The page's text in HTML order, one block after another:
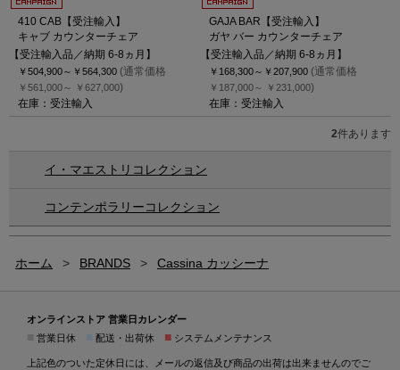
410 CAB【受注輸入】
キャブ カウンターチェア
【受注輸入品／納期 6-8ヵ月】
￥504,900～ ￥564,300 (通常価格
￥561,000～ ￥627,000)
在庫：受注輸入
GAJA BAR【受注輸入】
ガヤ バー カウンターチェア
【受注輸入品／納期 6-8ヵ月】
￥168,300～ ￥207,900 (通常価格
￥187,000～ ￥231,000)
在庫：受注輸入
2件あります
イ・マエストリコレクション
コンテンポラリーコレクション
ホーム > BRANDS > Cassina カッシーナ
オンラインストア 営業日カレンダー
営業日休 配送・出荷休 ■ システムメンテナンス
上記色のついた定休日には、メールの返信及び商品の出荷は出来ませんのでご